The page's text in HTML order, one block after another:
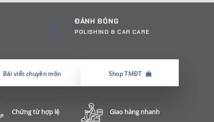
ĐÁNH BÓNG
POLISHING & CAR CARE
Bài viết chuyên môn Shop TMĐT
Chứng từ hợp lệ Giao hàng nhanh